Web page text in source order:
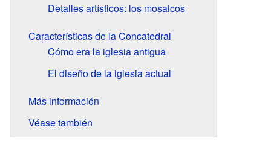
Detalles artísticos: los mosaicos
Características de la Concatedral
Cómo era la iglesia antigua
El diseño de la iglesia actual
Más información
Véase también